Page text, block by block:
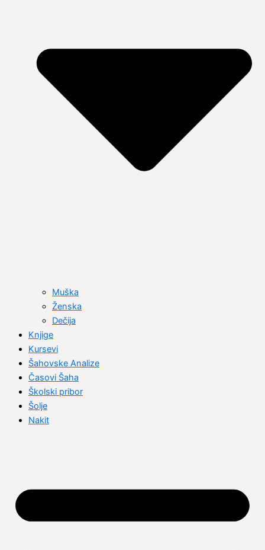
Muška
Ženska
Dečija
Knjige
Kursevi
Šahovske Analize
Časovi Šaha
Školski pribor
Šolje
Nakit